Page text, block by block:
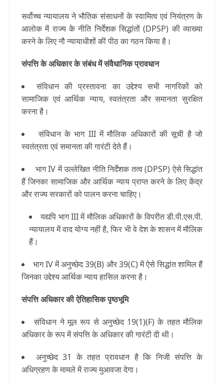
सर्वोच्च न्यायालय ने भौतिक संसाधनों के स्वामित्व एवं नियंत्रण के
आलोक में राज्य के नीति निर्देशक सिद्धांतों (DPSP) की व्याख्या
करने के लिए नौ न्यायाधीशों की पीठ का गठन किया है।
संपत्ति के अधिकार के संबंध में संवैधानिक प्रावधान
संविधान की प्रस्तावना का उद्देश्य सभी नागरिकों को
सामाजिक एवं आर्थिक न्याय, स्वतंत्रता और समानता सुरक्षित
करना है।
संविधान के भाग III में मौलिक अधिकारों की सूची है जो
स्वतंत्रता एवं समानता की गारंटी देते हैं।
भाग IV में उल्लेखित नीति निर्देशक तत्व (DPSP) ऐसे सिद्धांत
हैं जिनका सामाजिक और आर्थिक न्याय प्राप्त करने के लिए केंद्र
और राज्य सरकारों को पालन करना चाहिए।
यद्यपि भाग III में मौलिक अधिकारों के विपरीत डी.पी.एस.पी.
न्यायालय में वाद योग्य नहीं है, फिर भी वे देश के शासन में मौलिक
हैं।
भाग IV में अनुच्छेद 39(B) और 39(C) में ऐसे सिद्धांत शामिल हैं
जिनका उद्देश्य आर्थिक न्याय हासिल करना है।
संपत्ति अधिकार की ऐतिहासिक पृष्ठभूमि
संविधान ने मूल रूप से अनुच्छेद 19(1)(F) के तहत मौलिक
अधिकार के रूप में संपत्ति के अधिकार की गारंटी दी थी।
अनुच्छेद 31 के तहत प्रावधान है कि निजी संपत्ति के
अधिग्रहण के मामले में राज्य मुआवजा देगा।